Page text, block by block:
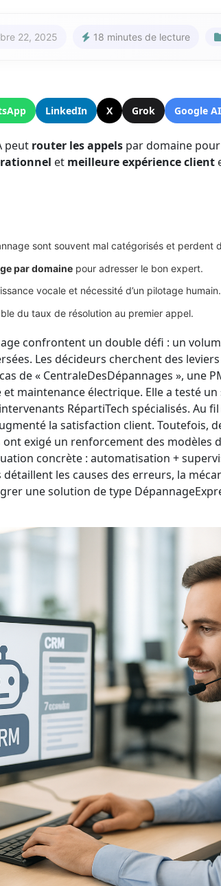
22, 2025 18 minutes de lecture
LinkedIn X Grok Google AI
peut router les appels par domaine
et meilleure expérience client
sont souvent mal catégorisés et perdent
par domaine pour adresser le bon expert.
vocale et nécessité d’un pilotage humain.
du taux de résolution au premier appel.
confrontent un double défi : un
Les décideurs cherchent des
de « CentraleDesDépannages », une
maintenance électrique. Elle a testé
RépartiTech spécialisés. Au
la satisfaction client. Toutefois,
exigé un renforcement des modèles
concrète : automatisation +
les causes des erreurs, la
une solution de type